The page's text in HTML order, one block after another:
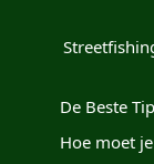
De Beste
Hoe moet